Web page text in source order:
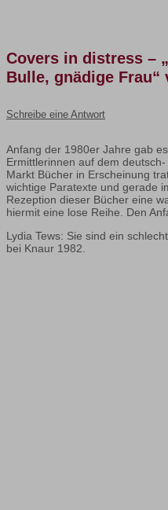
Covers in distress –
Bulle, gnädige Frau“
Schreibe eine Antwort
Anfang der 1980er Jahre gab
Ermittlerinnen auf dem
Markt Bücher in Erscheinung
wichtige Paratexte und gerade
Rezeption dieser Bücher eine
hiermit eine lose Reihe. Den
Lydia Tews: Sie sind ein
bei Knaur 1982.